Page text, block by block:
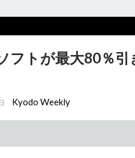
フトが最大80％
Kyodo Weekly